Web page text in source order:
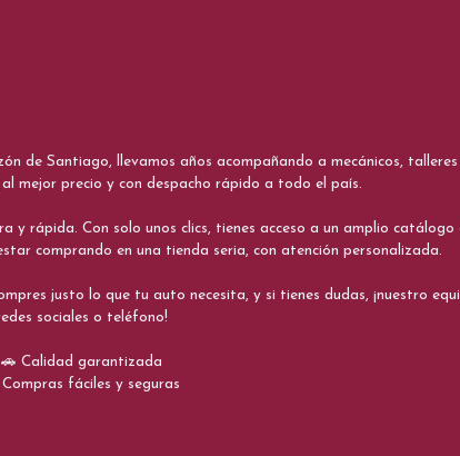
de Santiago, llevamos años acompañando a mecánicos,
mejor precio y con despacho rápido a todo el país.
y rápida. Con solo unos clics, tienes acceso a un amplio
comprando en una tienda seria, con atención personalizada.
justo lo que tu auto necesita, y si tienes dudas, ¡nuestro
sociales o teléfono!
🚗 Calidad garantizada
Compras fáciles y seguras